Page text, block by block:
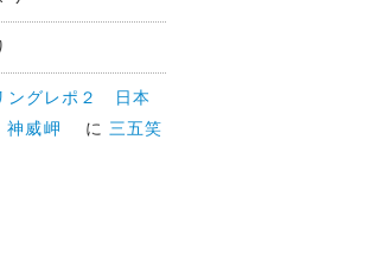
グレポ２ 日本
神威岬
に三五笑